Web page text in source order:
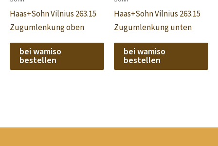
Haas+Sohn Vilnius 263.15
Zugumlenkung oben
bei wamiso
bestellen
Haas+Sohn Vilnius 263.15
Zugumlenkung unten
bei wamiso
bestellen